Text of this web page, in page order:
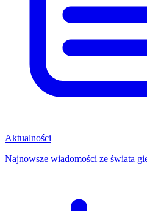
Aktualności
Najnowsze wiadomości ze świata